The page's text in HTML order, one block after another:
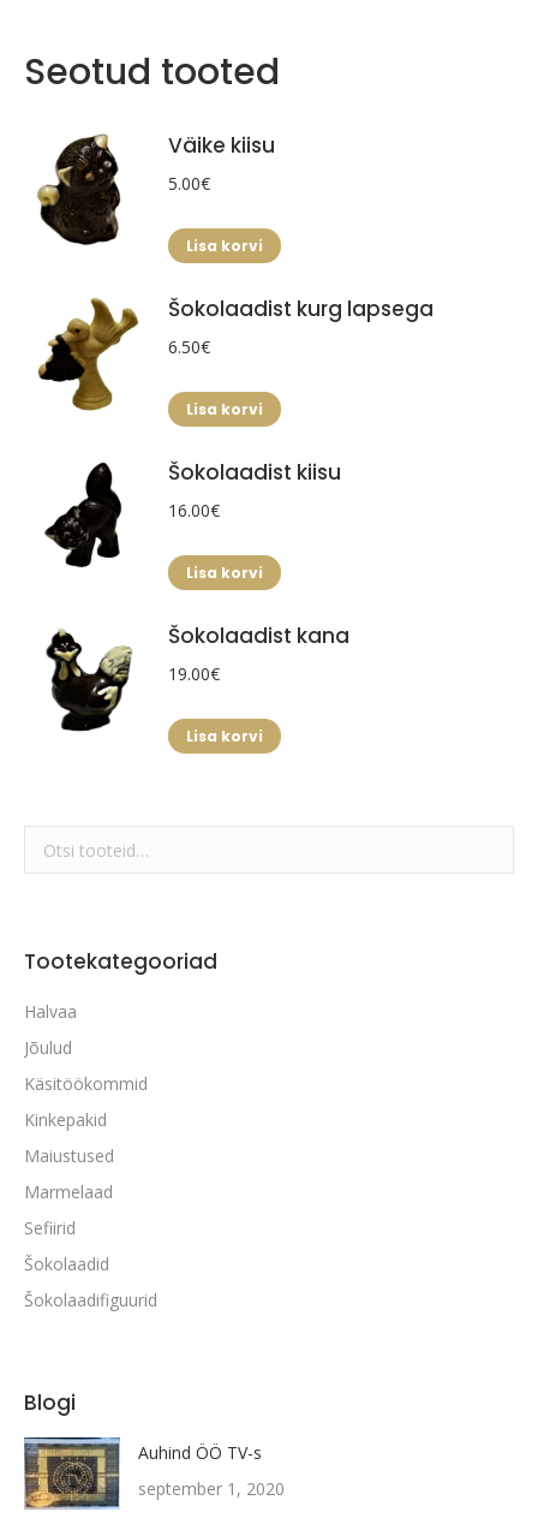
Seotud tooted
Väike kiisu
5.00€
Lisa korvi
Šokolaadist kurg lapsega
6.50€
Lisa korvi
Šokolaadist kiisu
16.00€
Lisa korvi
Šokolaadist kana
19.00€
Lisa korvi
Tootekategooriad
Halvaa
Jõulud
Käsitöökommid
Kinkepakid
Maiustused
Marmelaad
Sefiirid
Šokolaadid
Šokolaadifiguurid
Blogi
Auhind ÖÖ TV-s
september 1, 2020